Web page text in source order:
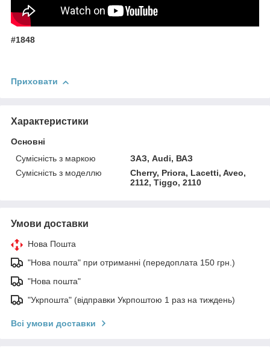
#1848
Приховати
Характеристики
Основні
Сумісність з маркою
ЗАЗ, Audi, ВАЗ
Сумісність з моделлю
Cherry, Priora, Lacetti, Aveo,
2112, Tiggo, 2110
Умови доставки
Нова Пошта
"Нова пошта" при отриманні (передоплата 150 грн.)
"Нова пошта"
"Укрпошта" (відправки Укрпоштою 1 раз на тиждень)
Всі умови доставки